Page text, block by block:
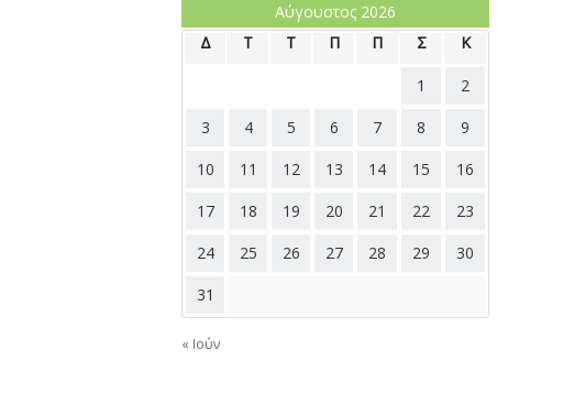
Αύγουστος 2026
Δ
Τ Τ Π Π Σ Κ
1
2
3
4 5 6 7 8
9
10
11 12 13 14 15
16
17
18 19 20 21 22
23
24
25 26 27 28 29
30
31
« Ιούν